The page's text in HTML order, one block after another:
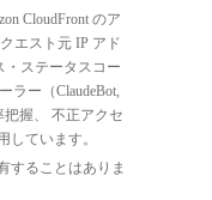
CloudFront のア
エスト元 IP アド
・ステータスコー
ラー（ClaudeBot,
握、 不正アクセ
しています。
することはありま